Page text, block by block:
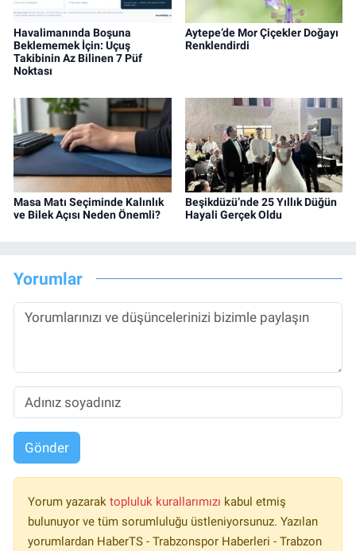
Havalimanında Boşuna
Beklememek İçin: Uçuş
Takibinin Az Bilinen 7 Püf
Noktası
Aytepe’de Mor Çiçekler Doğayı
Renklendirdi
Masa Matı Seçiminde Kalınlık
ve Bilek Açısı Neden Önemli?
Beşikdüzü’nde 25 Yıllık Düğün
Hayali Gerçek Oldu
Yorumlar
Gönder
Yorum yazarak topluluk kurallarımızı kabul etmiş
bulunuyor ve tüm sorumluluğu üstleniyorsunuz. Yazılan
yorumlardan HaberTS - Trabzonspor Haberleri - Trabzon